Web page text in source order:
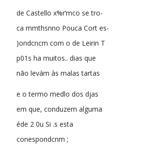
de Castello x%r’mco se tro-
ca mmthsnno Pouca Cort es-
)ondcncm com o de Leirin T
p01s ha muitos.. dias que
não levám às malas tartas
e o termo medlo dos djas
em que, conduzem alguma
éde 2 0u Si .s esta
conespondcnm ;